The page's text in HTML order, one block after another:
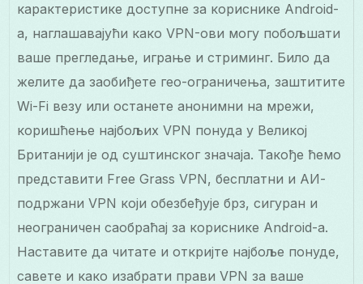
карактеристике доступне за кориснике Android-
а, наглашавајући како VPN-ови могу побољшати
ваше прегледање, играње и стриминг. Било да
желите да заобиђете гео-ограничења, заштитите
Wi-Fi везу или останете анонимни на мрежи,
коришћење најбољих VPN понуда у Великој
Британији је од суштинског значаја. Такође ћемо
представити Free Grass VPN, бесплатни и АИ-
подржани VPN који обезбеђује брз, сигуран и
неограничен саобраћај за кориснике Android-а.
Наставите да читате и откријте најбоље понуде,
савете и како изабрати прави VPN за ваше